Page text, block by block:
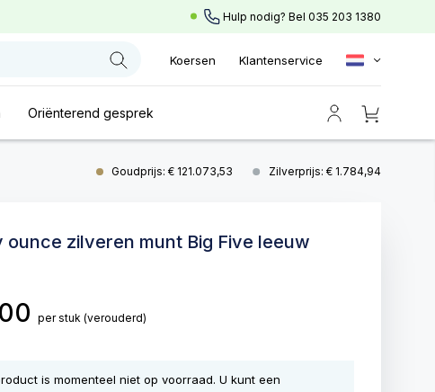
Hulp nodig? Bel 035 203 1380
Koersen Klantenservice
Oriënterend gesprek
Goudprijs: € 121.073,53 Zilverprijs: € 1.784,94
ounce zilveren munt Big Five leeuw
per stuk (verouderd)
is momenteel niet op voorraad. U kunt een